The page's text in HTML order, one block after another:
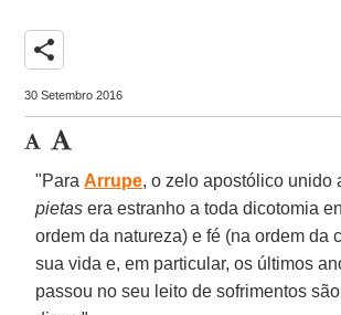
share
30 Setembro 2016
"ParaArrupe, o zelo apostólico unido
pietas era estranho a toda dicotomia
ordem da natureza) e fé (na ordem da
sua vida e, em particular, os últimos
passou no seu leito de sofrimentos